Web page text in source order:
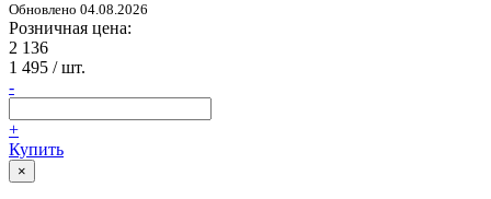
Обновлено 04.08.2026
Розничная цена:
2 136
1 495 / шт.
-
+
Купить
×